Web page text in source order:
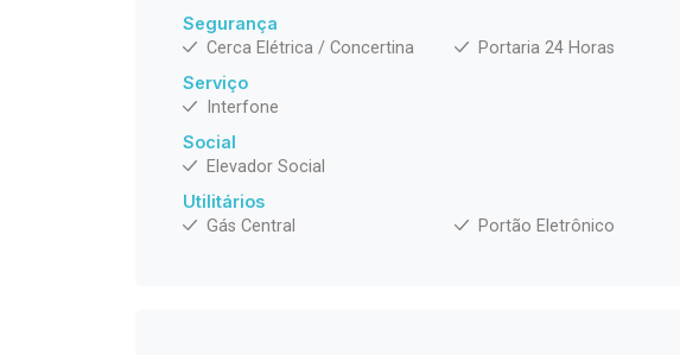
Segurança
Cerca Elétrica / Concertina
Portaria 24 Horas
Serviço
Interfone
Social
Elevador Social
Utilitários
Gás Central
Portão Eletrônico